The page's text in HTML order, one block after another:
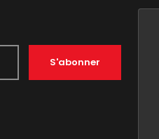
S'abonner